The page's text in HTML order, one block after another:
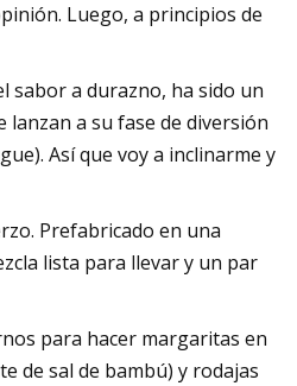
Luego, a principios de
sabor a durazno, ha sido un
lanzan a su fase de diversión
Así que voy a inclinarme y
Prefabricado en una
lista para llevar y un par
para hacer margaritas en
de sal de bambú) y rodajas